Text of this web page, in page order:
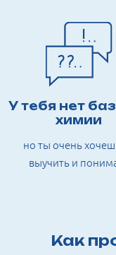
У тебя нет
химии
но ты очень
выучить и
Как